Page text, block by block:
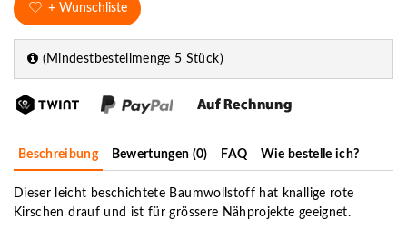
+ Wunschliste
(Mindestbestellmenge 5 Stück)
Beschreibung Bewertungen (0) FAQ Wie bestelle ich?
Dieser leicht beschichtete Baumwollstoff hat knallige rote
Kirschen drauf und ist für grössere Nähprojekte geeignet.